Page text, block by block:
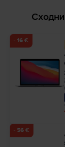
- 16 €
- 56 €